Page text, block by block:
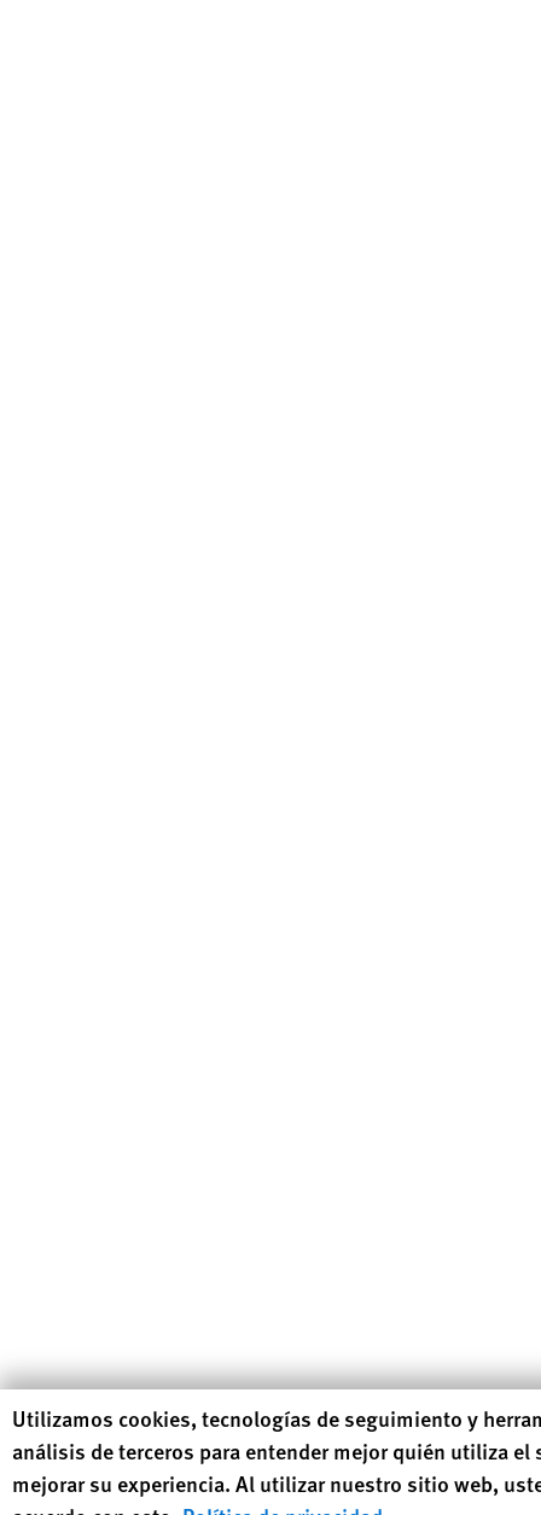
Human Rights Watch cookie preferences
Utilizamos cookies, tecnologías de seguimiento y
análisis de terceros para entender mejor quién utiliza el
mejorar su experiencia. Al utilizar nuestro sitio web,